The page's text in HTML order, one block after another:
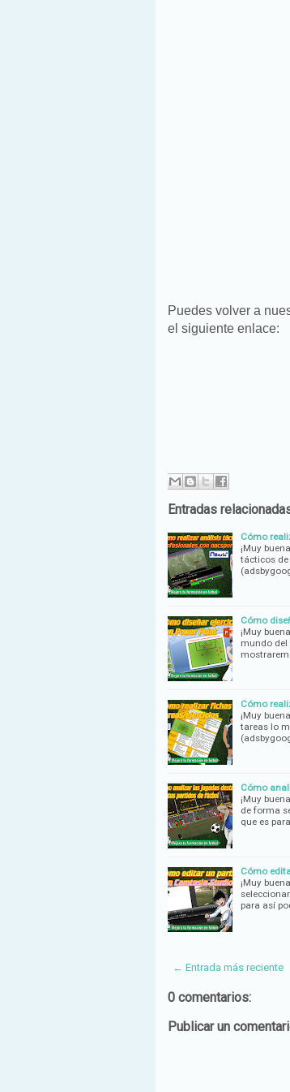
Puedes volver a
el siguiente enlace:
Entradas
Cómo
¡Muy
tácticos
Cómo
¡Muy
mundo del
Cómo
¡Muy
tareas lo
Cómo
¡Muy
de forma
que es
Cómo
¡Muy
para así
← Entrada más reciente
0 comentarios:
Publicar un